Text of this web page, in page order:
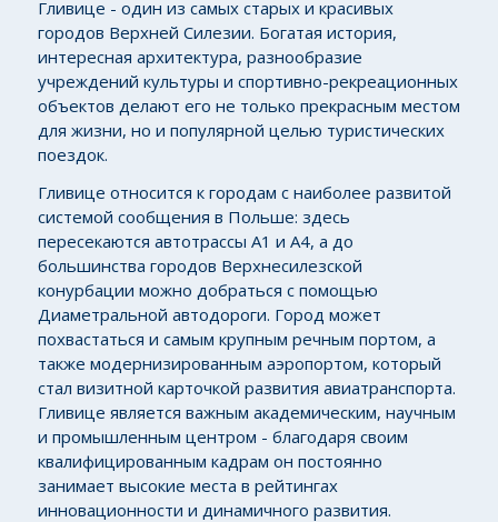
Гливице - один из самых старых и красивых
городов Верхней Силезии. Богатая история,
интересная архитектура, разнообразие
учреждений культуры и спортивно-рекреационных
объектов делают его не только прекрасным местом
для жизни, но и популярной целью туристических
поездок.
Гливице относится к городам с наиболее развитой
системой сообщения в Польше: здесь
пересекаются автотрассы А1 и А4, а до
большинства городов Верхнесилезской
конурбации можно добраться с помощью
Диаметральной автодороги. Город может
похвастаться и самым крупным речным портом, а
также модернизированным аэропортом, который
стал визитной карточкой развития авиатранспорта.
Гливице является важным академическим, научным
и промышленным центром - благодаря своим
квалифицированным кадрам он постоянно
занимает высокие места в рейтингах
инновационности и динамичного развития.